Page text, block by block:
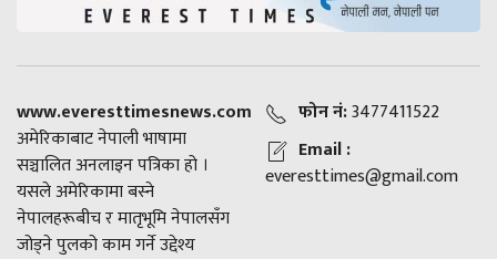
www.everesttimesnews.com
अमेरिकाबाट नेपाली भाषामा
सञ्चालित अनलाइन पत्रिका हो ।
यसले अमेरिकामा बस्ने
नेपालहरूबीच र मातृभूमि नेपालसँग
जोड्ने पुलको काम गर्ने उद्देश्य
फोन नं:3477411522
Email :
everesttimes@gmail.com